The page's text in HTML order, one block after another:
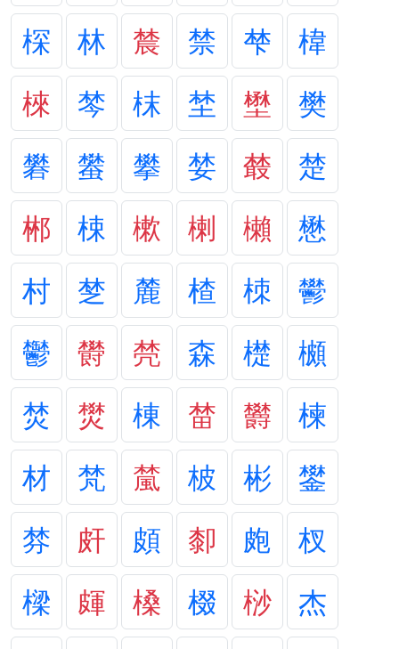
棎
林 辳 禁 梺
椲
棶
棽 枺 埜 壄
樊
礬
蠜 攀 婪 樷
楚
郴
梀 樕 楋 櫴
懋
村
椘 麓 楂 栜
鬰
鬱
欎 棾 森 檚
櫇
焚
燓 棟 榃 欝
楝
材
梵 檒 柀 彬
鐢
棼
皯 頗 厀 皰
杈
樑
皹 槡 棳 桫
杰